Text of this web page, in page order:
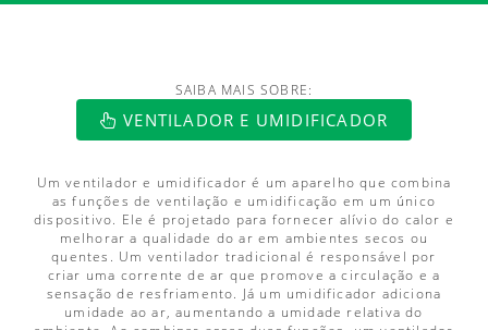
https://www.luftmaxi.com.br/
SAIBA MAIS SOBRE:
VENTILADOR E UMIDIFICADOR
Um ventilador e umidificador é um aparelho que combina
as funções de ventilação e umidificação em um único
dispositivo. Ele é projetado para fornecer alívio do calor e
melhorar a qualidade do ar em ambientes secos ou
quentes. Um ventilador tradicional é responsável por
criar uma corrente de ar que promove a circulação e a
sensação de resfriamento. Já um umidificador adiciona
umidade ao ar, aumentando a umidade relativa do